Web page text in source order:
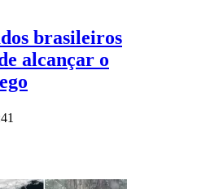
brasileiros
alcançar o